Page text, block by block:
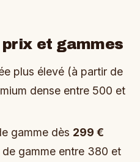
et gammes
plus élevé (à partir de
dense entre 500 et
gamme dès 299 €
gamme entre 380 et